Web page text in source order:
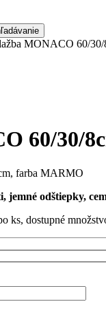
MONACO 60/
60/30/
farba MARMO
jemné odštiepky,
ks, dostupné